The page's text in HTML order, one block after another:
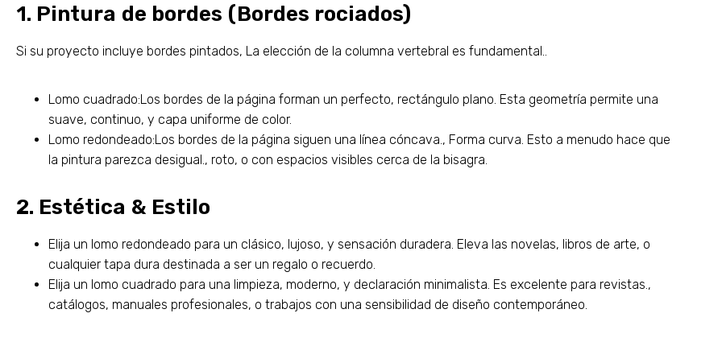
1. Pintura de bordes (Bordes rociados)
Si su proyecto incluye bordes pintados, La elección de la columna vertebral es fundamental..
Lomo cuadrado:Los bordes de la página forman un perfecto, rectángulo plano. Esta geometría permite una
suave, continuo, y capa uniforme de color.
Lomo redondeado:Los bordes de la página siguen una línea cóncava., Forma curva. Esto a menudo hace que
la pintura parezca desigual., roto, o con espacios visibles cerca de la bisagra.
2. Estética & Estilo
Elija un lomo redondeado para un clásico, lujoso, y sensación duradera. Eleva las novelas, libros de arte, o
cualquier tapa dura destinada a ser un regalo o recuerdo.
Elija un lomo cuadrado para una limpieza, moderno, y declaración minimalista. Es excelente para revistas.,
catálogos, manuales profesionales, o trabajos con una sensibilidad de diseño contemporáneo.